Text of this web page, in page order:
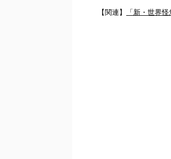
【関連】 「新・世界